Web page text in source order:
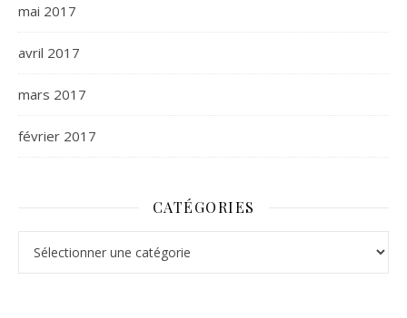
mai 2017
avril 2017
mars 2017
février 2017
CATÉGORIES